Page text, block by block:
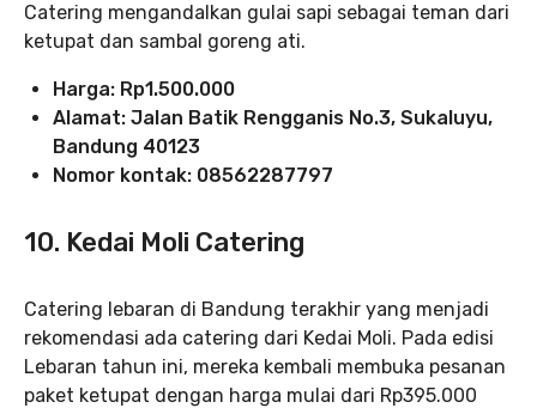
Catering mengandalkan gulai sapi sebagai teman dari
ketupat dan sambal goreng ati.
Harga: Rp1.500.000
Alamat: Jalan Batik Rengganis No.3, Sukaluyu,
Bandung 40123
Nomor kontak: 08562287797
10. Kedai Moli Catering
Catering lebaran di Bandung terakhir yang menjadi
rekomendasi ada catering dari Kedai Moli. Pada edisi
Lebaran tahun ini, mereka kembali membuka pesanan
paket ketupat dengan harga mulai dari Rp395.000